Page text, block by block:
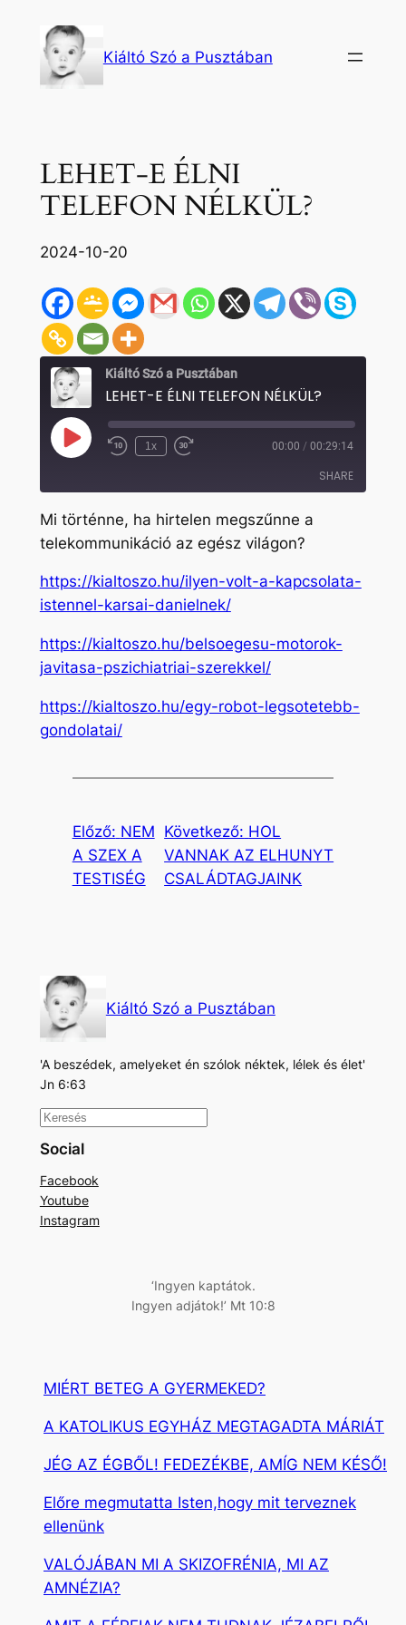
tartalomhoz
Kiáltó Szó a Pusztában
LEHET-E ÉLNI
TELEFON NÉLKÜL?
2024-10-20
Kiáltó Szó a Pusztában
LEHET-E ÉLNI TELEFON NÉLKÜL?
Play
Episode Rewind
1x
Fast
seconds
00:00 / 00:29:14
SHARE
SHARE
EMBED
Mi történne, ha hirtelen megszűnne a
telekommunikáció az egész világon?
https://kialtoszo.hu/ilyen-volt-a-kapcsolata-
istennel-karsai-danielnek/
https://kialtoszo.hu/belsoegesu-motorok-
javitasa-pszichiatriai-szerekkel/
https://kialtoszo.hu/egy-robot-legsotetebb-
gondolatai/
Előző: NEM
A SZEX A
TESTISÉG
Következő: HOL
VANNAK AZ ELHUNYT
CSALÁDTAGJAINK
Kiáltó Szó a Pusztában
'A beszédek, amelyeket én szólok néktek, lélek és élet'
Jn 6:63
K
e
e
s
Social
Facebook
Youtube
Instagram
‘Ingyen kaptátok.
Ingyen adjátok!’ Mt 10:8
MIÉRT BETEG A GYERMEKED?
A KATOLIKUS EGYHÁZ MEGTAGADTA MÁRIÁT
JÉG AZ ÉGBŐL! FEDEZÉKBE, AMÍG NEM KÉSŐ!
Előre megmutatta Isten,hogy mit terveznek
ellenünk
VALÓJÁBAN MI A SKIZOFRÉNIA, MI AZ
AMNÉZIA?